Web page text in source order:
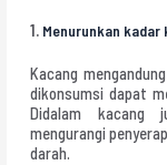
1. Menurunkan
Kacang
dikonsumsi dapat
Didalam kacang
mengurangi
darah.